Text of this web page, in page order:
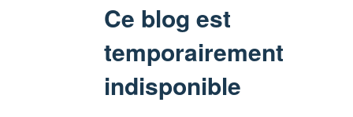
Ce blog est
temporairement
indisponible